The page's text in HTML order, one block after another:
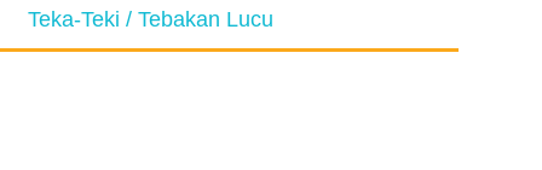
Teka-Teki / Tebakan Lucu